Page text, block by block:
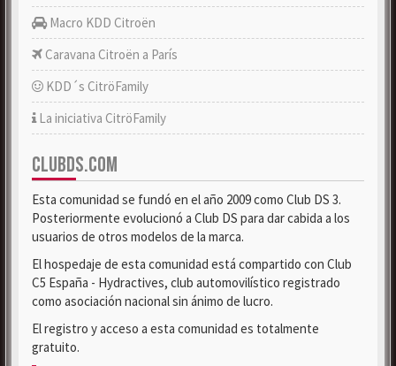
Macro KDD Citroën
Caravana Citroën a París
KDD´s CitröFamily
La iniciativa CitröFamily
CLUBDS.COM
Esta comunidad se fundó en el año 2009 como Club DS 3.
Posteriormente evolucionó a Club DS para dar cabida a los
usuarios de otros modelos de la marca.
El hospedaje de esta comunidad está compartido con Club
C5 España - Hydractives, club automovilístico registrado
como asociación nacional sin ánimo de lucro.
El registro y acceso a esta comunidad es totalmente
gratuito.